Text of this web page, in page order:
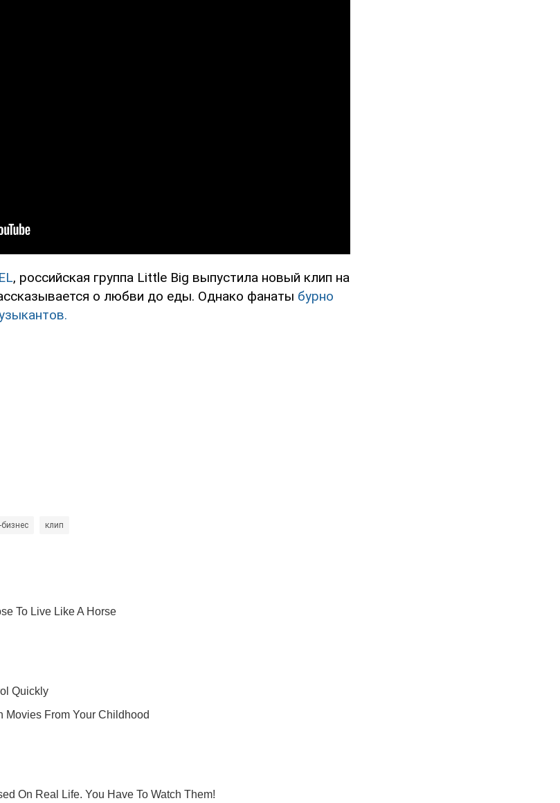
, российская группа Little Big выпустила новый клип на
о любви до еды. Однако фанаты бурно
клип